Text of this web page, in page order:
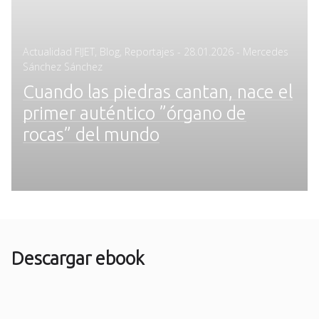
Actualidad FIJET Blog Reportajes - Posted
28.01.2026 - Mercedes
Sánchez Sánchez
Cuando las piedras cantan, nace el
primer auténtico ”órgano de
rocas” del mundo
Descargar ebook